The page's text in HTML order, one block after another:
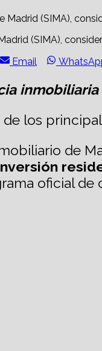
(SIMA),
Share
Email
Share
los
de
oficial de